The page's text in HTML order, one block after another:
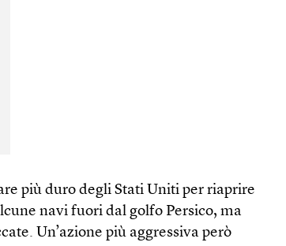
più duro degli Stati Uniti per riaprire
navi fuori dal golfo Persico, ma
Un’azione più aggressiva però